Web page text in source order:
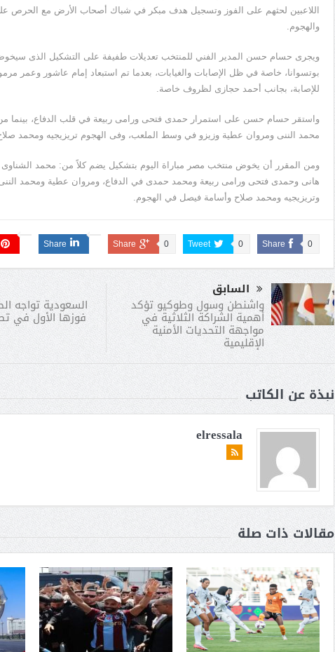
اللاعبين لحثهم على الفوز وتسجيل هدف مبكر في شباك أصحاب الأرض مع الحرص على
والهجوم.
ويجرى حسام حسن المدير الفني للمنتخب تعديلات طفيفة على التشكيل الذى سيخوض
بوتسوانا، خاصة في ظل الإصابات والغيابات، بعدما تم استبعاد إمام عاشور
للإصابة، بجانب أحمد حجازى لظروف خاصة.
واستقر حسام حسن على استمرار حمدى فتحى ورامى ربيعة في قلب الدفاع، بينما من
محمد الننى ومروان عطية وزيزو في وسط الملعب، وفى الهجوم تريزيجيه ومحمد
ومن المقرر أن يخوض منتخب مصر مباراة اليوم بتشكيل يضم كلاً من: محمد
هانى وحمدى فتحى ورامى ربيعة ومحمد حمدى في الدفاع، ومروان عطية ومحمد
وتريزيجيه ومحمد صلاح وأسامة فيصل في الهجوم.
Share 0
Tweet 0
Share 0
Share
السابق
واشنطن وسول وطوكيو تؤكد
أهمية الشراكة الثلاثية في
مواجهة التحديات الأمنية
الإقليمية
السعودية تواجه
فوزها الأول في
نبذة عن الكاتب
elressala
مقالات ذات صلة